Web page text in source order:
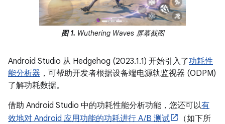
图 1. Wuthering Waves 屏幕截图
Android Studio 从 Hedgehog (2023.1.1) 开始引入了功耗性
能分析器 ，可帮助开发者根据设备端电源轨监视器 (ODPM)
了解功耗数据。
借助 Android Studio 中的功耗性能分析功能，您还可以有
效地对 Android 应用功能的功耗进行 A/B 测试
（如下所